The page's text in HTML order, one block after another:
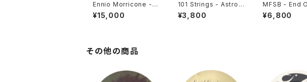
Ennio Morricone -
ニュー・シネマ・パラダイ
ス (Nuovo Cinema P
¥15,000
101 Strings - Astro-
Sounds From Beyon
d The Year 2000 [Li
¥3,800
MFSB - End
e I - A
Their
¥6,800
その他の商品